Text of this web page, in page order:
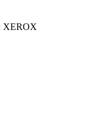
XEROX